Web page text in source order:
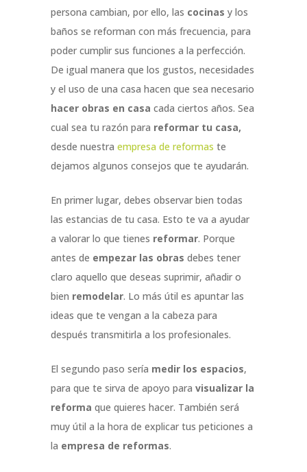
persona cambian, por ello, las cocinas y los
baños se reforman con más frecuencia, para
poder cumplir sus funciones a la perfección.
De igual manera que los gustos, necesidades
y el uso de una casa hacen que sea necesario
hacer obras en casa cada ciertos años. Sea
cual sea tu razón para reformar tu casa,
desde nuestra empresa de reformas te
dejamos algunos consejos que te ayudarán.
En primer lugar, debes observar bien todas
las estancias de tu casa. Esto te va a ayudar
a valorar lo que tienes reformar. Porque
antes de empezar las obras debes tener
claro aquello que deseas suprimir, añadir o
bien remodelar. Lo más útil es apuntar las
ideas que te vengan a la cabeza para
después transmitirla a los profesionales.
El segundo paso sería medir los espacios,
para que te sirva de apoyo para visualizar la
reforma que quieres hacer. También será
muy útil a la hora de explicar tus peticiones a
la empresa de reformas.